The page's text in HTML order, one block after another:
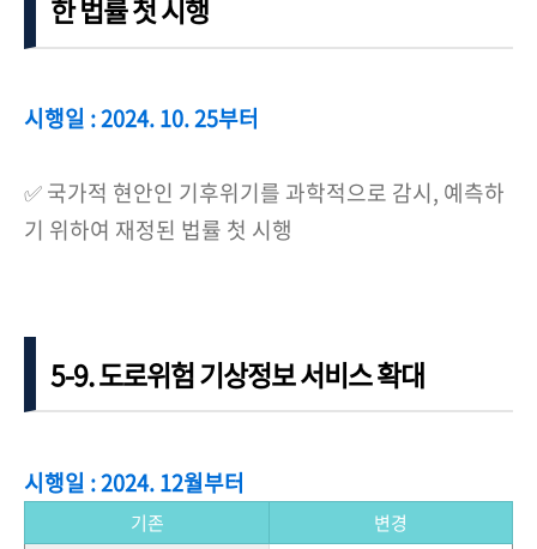
한 법률 첫 시행
시행일 : 2024. 10. 25부터
✅ 국가적 현안인 기후위기를 과학적으로 감시, 예측하
기 위하여 재정된 법률 첫 시행
5-9. 도로위험 기상정보 서비스 확대
시행일 : 2024. 12월부터
기존 변경